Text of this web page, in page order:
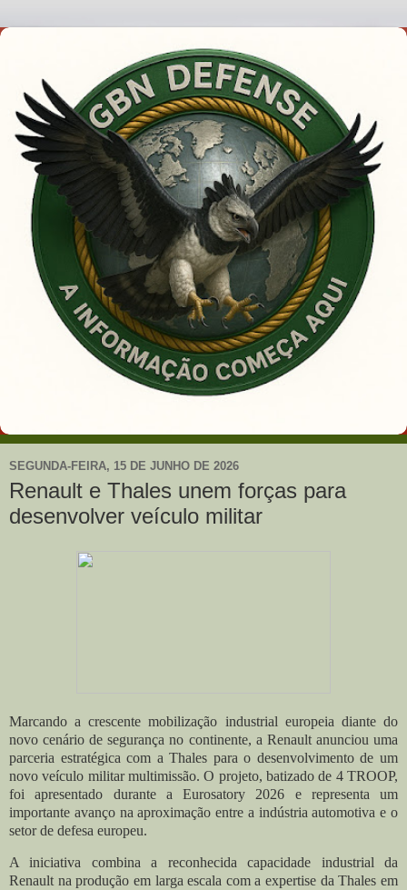
SEGUNDA-FEIRA, 15 DE JUNHO DE 2026
Renault e Thales unem forças para
desenvolver veículo militar
Marcando a crescente mobilização industrial europeia diante do
novo cenário de segurança no continente, a Renault anunciou uma
parceria estratégica com a Thales para o desenvolvimento de um
novo veículo militar multimissão. O projeto, batizado de 4 TROOP,
foi apresentado durante a Eurosatory 2026 e representa um
importante avanço na aproximação entre a indústria automotiva e o
setor de defesa europeu.
A iniciativa combina a reconhecida capacidade industrial da
Renault na produção em larga escala com a expertise da Thales em